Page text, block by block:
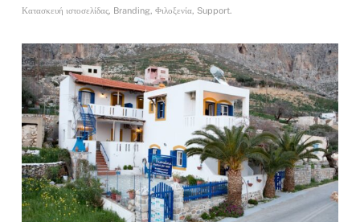
Κατασκευή ιστοσελίδας, Branding, Φιλοξενία, Support.